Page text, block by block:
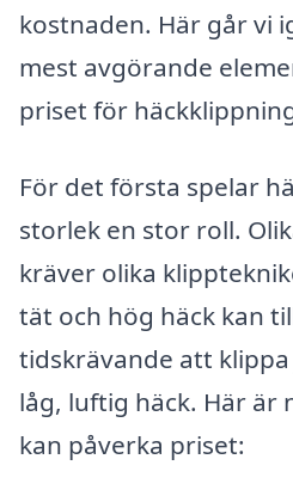
kostnaden. Här går vi
mest avgörande
priset för
För det första spelar
storlek en stor roll.
kräver olika
tät och hög häck kan
tidskrävande att
låg, luftig häck. Här är
kan påverka priset: